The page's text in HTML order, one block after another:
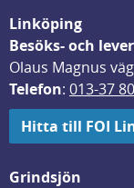
Linköping
Besöks- och
Olaus Magnus
Telefon: 013-37
Hitta till FOI
Grindsjön